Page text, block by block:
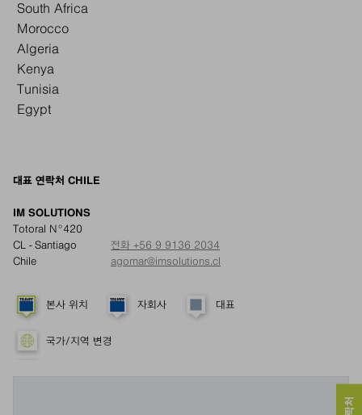
South Africa
Morocco
Algeria
Kenya
Tunisia
Egypt
대표 연락처 CHILE
IM SOLUTIONS
Totoral N°420
CL - Santiago
Chile
전화 +56 9 9136 2034
agomar@imsolutions.cl
본사 위치 자회사 대표
국가/지역 변경